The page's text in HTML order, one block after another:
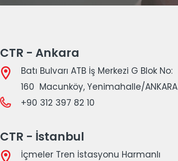
CTR - Ankara
Batı Bulvarı ATB İş Merkezi G Blok No:
160 Macunköy, Yenimahalle/ANKARA
+90 312 397 82 10
CTR - İstanbul
İçmeler Tren İstasyonu Harmanlı